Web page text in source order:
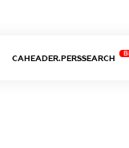
CAHEADER.PERSSEARCH